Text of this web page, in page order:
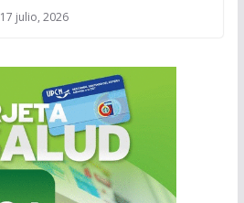
17 julio, 2026